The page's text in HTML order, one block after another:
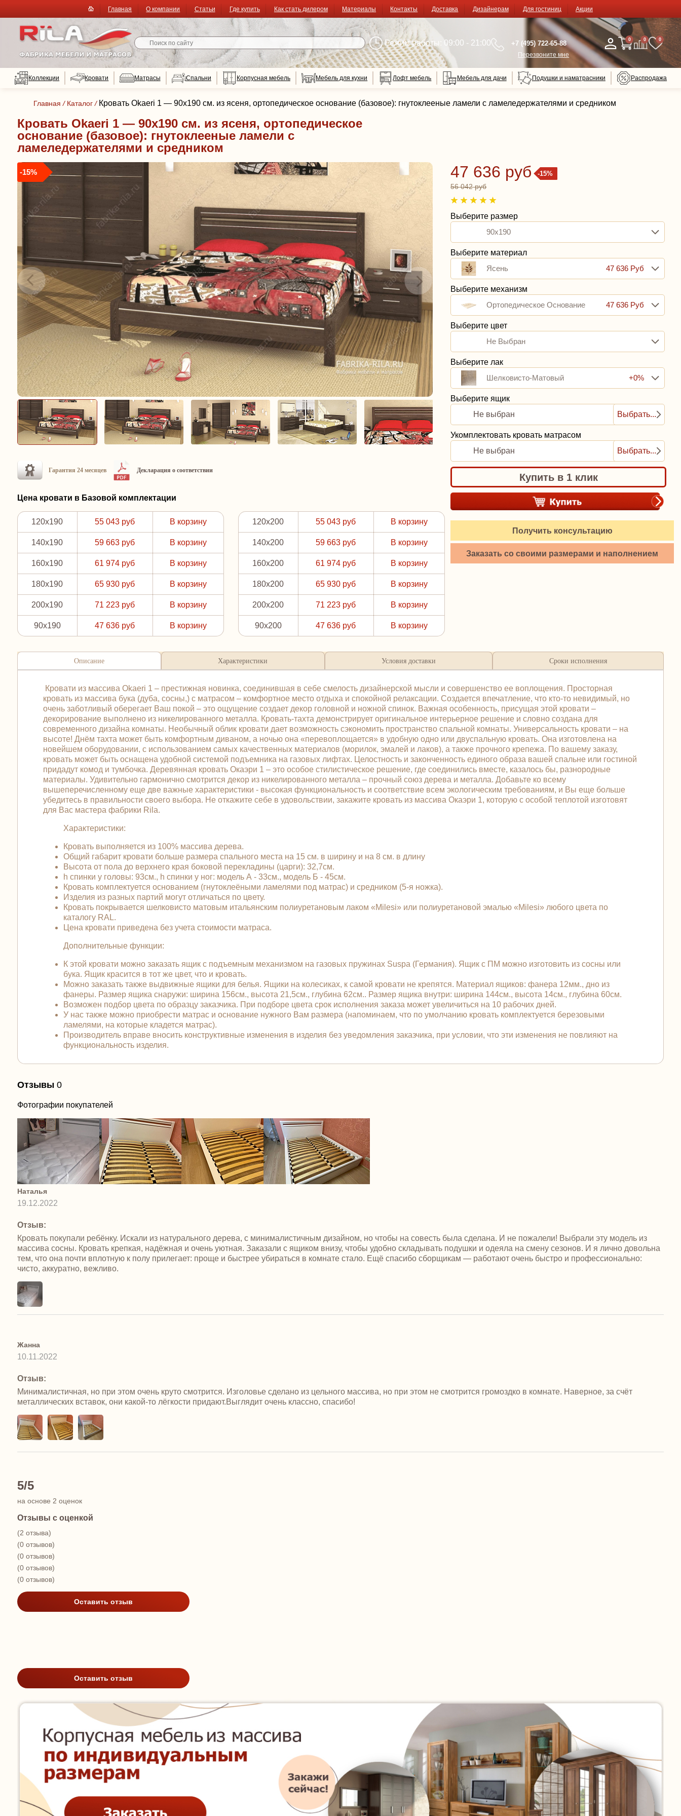
Главная О компании Статьи Где купить Как стать дилером Материалы Контакты Доставка Дизайнерам Для гостиниц Акции
Режим работы: 09:00 - 21:00 +7 (495) 722-65-88
Перезвоните мне
0 0 0
Коллекции Кровати Матрасы Спальни Корпусная мебель Мебель для кухни Лофт мебель Мебель для дачи Подушки и наматрасники Распродажа
Главная / Каталог / Кровать Okaeri 1 — 90x190 см. из ясеня, ортопедическое основание (базовое): гнутоклееные ламели с ламеледержателями и средником
Кровать Okaeri 1 — 90x190 см. из ясеня, ортопедическое
основание (базовое): гнутоклееные ламели с
ламеледержателями и средником
-15%
Гарантия 24 месяцев Декларация о соответствии
Цена кровати в Базовой комплектации
120x190 55 043 руб В корзину
140x190 59 663 руб В корзину
160x190 61 974 руб В корзину
180x190 65 930 руб В корзину
200x190 71 223 руб В корзину
90x190 47 636 руб В корзину
120x200 55 043 руб В корзину
140x200 59 663 руб В корзину
160x200 61 974 руб В корзину
180x200 65 930 руб В корзину
200x200 71 223 руб В корзину
90x200 47 636 руб В корзину
-15%
47 636 руб
56 042 руб
Выберите размер
90x190
Выберите материал
Ясень
47 636 Руб
Выберите механизм
Ортопедическое Основание
(базовое): Гнутоклееные
Ламели С Ламеледержателями
И Средником
47 636 Руб
Выберите цвет
Не Выбран
Выберите лак
Шелковисто-Матовый
+0%
Выберите ящик
Не выбран
Выбрать...
Укомплектовать кровать матрасом
Не выбран
Выбрать...
Купить в 1 клик
Получить консультацию
Заказать со своими размерами и наполнением
Описание Характеристики Условия доставки Сроки исполнения
Кровати из массива Okaeri 1 – престижная новинка, соединившая в себе смелость дизайнерской мысли и совершенство ее воплощения. Просторная
кровать из массива бука (дуба, сосны,) с матрасом – комфортное место отдыха и спокойной релаксации. Создается впечатление, что кто-то невидимый, но
очень заботливый оберегает Ваш покой – это ощущение создает декор головной и ножной спинок. Важная особенность, присущая этой кровати –
декорирование выполнено из никелированного металла. Кровать-тахта демонстрирует оригинальное интерьерное решение и словно создана для
современного дизайна комнаты. Необычный облик кровати дает возможность сэкономить пространство спальной комнаты. Универсальность кровати – на
высоте! Днём тахта может быть комфортным диваном, а ночью она «перевоплощается» в удобную одно или двуспальную кровать. Она изготовлена на
новейшем оборудовании, с использованием самых качественных материалов (морилок, эмалей и лаков), а также прочного крепежа. По вашему заказу,
кровать может быть оснащена удобной системой подъемника на газовых лифтах. Целостность и законченность единого образа вашей спальне или гостиной
придадут комод и тумбочка. Деревянная кровать Окаэри 1 – это особое стилистическое решение, где соединились вместе, казалось бы, разнородные
материалы. Удивительно гармонично смотрится декор из никелированного металла – прочный союз дерева и металла. Добавьте ко всему
вышеперечисленному еще две важные характеристики - высокая функциональность и соответствие всем экологическим требованиям, и Вы еще больше
убедитесь в правильности своего выбора. Не откажите себе в удовольствии, закажите кровать из массива Окаэри 1, которую с особой теплотой изготовят
для Вас мастера фабрики Rila.
Характеристики:
Кровать выполняется из 100% массива дерева.
Общий габарит кровати больше размера спального места на 15 см. в ширину и на 8 см. в длину
Высота от пола до верхнего края боковой перекладины (царги): 32,7см.
h спинки у головы: 93см., h спинки у ног: модель А - 33см., модель Б - 45см.
Кровать комплектуется основанием (гнутоклеёными ламелями под матрас) и средником (5-я ножка).
Изделия из разных партий могут отличаться по цвету.
Кровать покрывается шелковисто матовым итальянским полиуретановым лаком «Milesi» или полиуретановой эмалью «Milesi» любого цвета по
каталогу RAL.
Цена кровати приведена без учета стоимости матраса.
Дополнительные функции:
К этой кровати можно заказать ящик с подъемным механизмом на газовых пружинах Suspa (Германия). Ящик с ПМ можно изготовить из сосны или
бука. Ящик красится в тот же цвет, что и кровать.
Можно заказать также выдвижные ящики для белья. Ящики на колесиках, к самой кровати не крепятся. Материал ящиков: фанера 12мм., дно из
фанеры. Размер ящика снаружи: ширина 156см., высота 21,5см., глубина 62см.. Размер ящика внутри: ширина 144см., высота 14см., глубина 60см.
Возможен подбор цвета по образцу заказчика. При подборе цвета срок исполнения заказа может увеличиться на 10 рабочих дней.
У нас также можно приобрести матрас и основание нужного Вам размера (напоминаем, что по умолчанию кровать комплектуется березовыми
ламелями, на которые кладется матрас).
Производитель вправе вносить конструктивные изменения в изделия без уведомления заказчика, при условии, что эти изменения не повлияют на
функциональность изделия.
Отзывы 0
Фотографии покупателей
Наталья
19.12.2022
Отзыв:
Кровать покупали ребёнку. Искали из натурального дерева, с минималистичным дизайном, но чтобы на совесть была сделана. И не пожалели! Выбрали эту модель из
массива сосны. Кровать крепкая, надёжная и очень уютная. Заказали с ящиком внизу, чтобы удобно складывать подушки и одеяла на смену сезонов. И я лично довольна
тем, что она почти вплотную к полу прилегает: проще и быстрее убираться в комнате стало. Ещё спасибо сборщикам — работают очень быстро и профессионально:
чисто, аккуратно, вежливо.
Жанна
10.11.2022
Отзыв:
Минималистичная, но при этом очень круто смотрится. Изголовье сделано из цельного массива, но при этом не смотрится громоздко в комнате. Наверное, за счёт
металлических вставок, они какой-то лёгкости придают.Выглядит очень классно, спасибо!
5/5
на основе 2 оценок
Отзывы с оценкой
(2 отзыва)
(0 отзывов)
(0 отзывов)
(0 отзывов)
(0 отзывов)
Оставить отзыв
Оставить отзыв